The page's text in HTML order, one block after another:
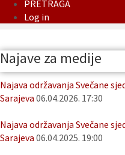
PRETRAGA
Log in
Najave za medije
Najava održavanja Svečane
Sarajeva 06.04.2026. 17:30
Najava održavanja Svečane
Sarajeva 06.04.2025. 19:00